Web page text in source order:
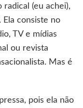
radical (eu achei),
Ela consiste no
TV e mídias
ou revista
Mas é
pois ela não